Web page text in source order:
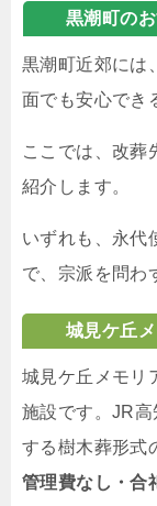
黒潮町の
黒潮町近郊には
面でも安心でき
ここでは、改葬
紹介します。
いずれも、永代
で、宗派を問わ
城見ケ丘
城見ケ丘メモリ
施設です。JR
する樹木葬形式
管理費なし・合